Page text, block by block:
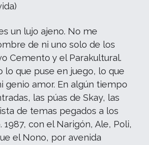
un lujo ajeno. No me
de ni uno solo de los
Cemento y el Parakultural.
lo que puse en juego, lo que
genio amor. En algún tiempo
las púas de Skay, las
de temas pegados a los
1987, con el Narigón, Ale, Poli,
el Nono, por avenida